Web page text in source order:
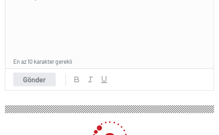
Gönder
En az 10 karakter gerekli